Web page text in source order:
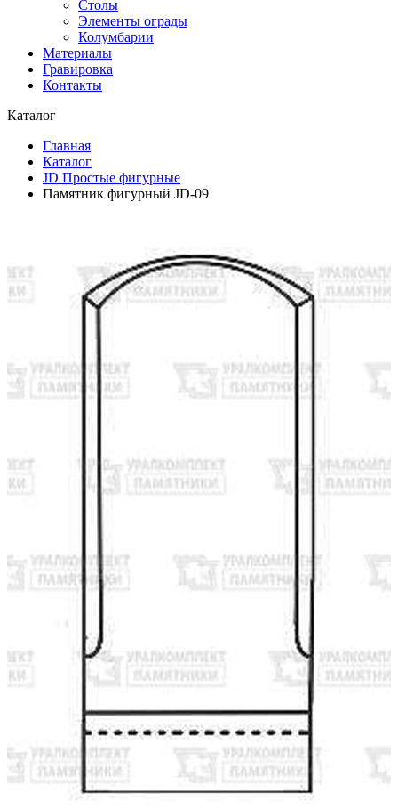
Столы
Элементы ограды
Колумбарии
Материалы
Гравировка
Контакты
Каталог
Главная
Каталог
JD Простые фигурные
Памятник фигурный JD-09